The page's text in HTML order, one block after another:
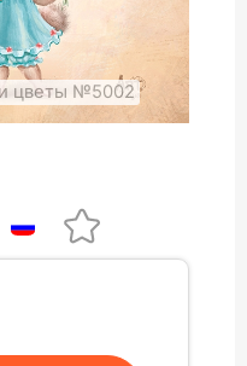
цветы №5002